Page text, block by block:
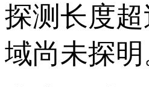
探测长度
域尚未探明